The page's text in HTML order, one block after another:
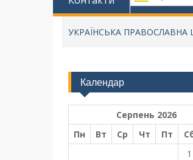
УКРАЇНСЬКА ПРАВОСЛАВНА
Календар
Серпень 2026
Пн
Вт Ср Чт Пт
1